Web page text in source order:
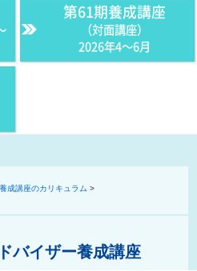
第61期養成講座
（対面講座）
2026年4〜6月
養成講座のカリキュラム >
バイザー養成講座